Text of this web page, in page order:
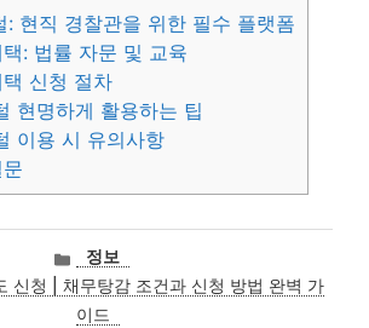
: 현직 경찰관을 위한 필수 플랫폼
: 법률 자문 및 교육
신청 절차
현명하게 활용하는 팁
이용 시 유의사항
카
테
고
정보
신청 | 채무탕감 조건과 신청 방법 완벽 가
이드